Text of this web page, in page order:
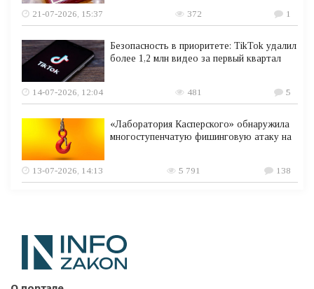
21-07-2026, 15:37 372 1
Безопасность в приоритете: TikTok удалил
более 1,2 млн видео за первый квартал
14-07-2026, 12:04 481 5
«Лаборатория Касперского» обнаружила
многоступенчатую фишинговую атаку на
13-07-2026, 14:13 5 791 138